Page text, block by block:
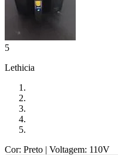
5
Lethicia
Cor: Preto | Voltagem: 110V